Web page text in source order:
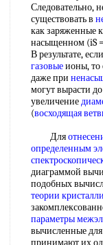
Следовательно,
существовать в
как заряженные
насыщенном (iS
В результате,
газовыеионы, то
даже при
могут вырасти до
увеличение
(восходящая
Для
определенным
диаграммой
подобных
теории
параметры
вычисленные для
принимают их